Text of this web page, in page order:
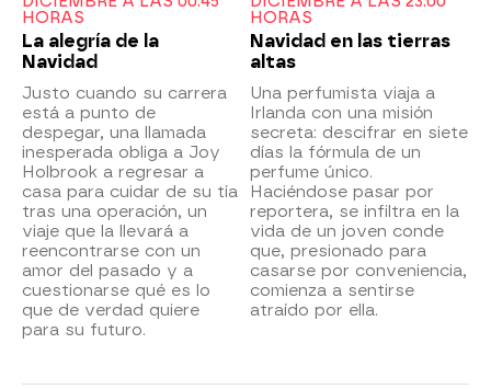
HORAS
La alegría de la
Navidad
Justo cuando su carrera
está a punto de
despegar, una llamada
inesperada obliga a Joy
Holbrook a regresar a
casa para cuidar de su tía
tras una operación, un
viaje que la llevará a
reencontrarse con un
amor del pasado y a
cuestionarse qué es lo
que de verdad quiere
para su futuro.
HORAS
Navidad en las tierras
altas
Una perfumista viaja a
Irlanda con una misión
secreta: descifrar en siete
días la fórmula de un
perfume único.
Haciéndose pasar por
reportera, se infiltra en la
vida de un joven conde
que, presionado para
casarse por conveniencia,
comienza a sentirse
atraído por ella.